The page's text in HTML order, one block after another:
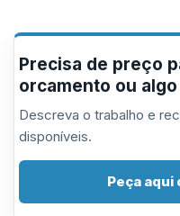
Precisa de preço
orcamento ou
Descreva o trabalho e
disponíveis.
Peça aqui